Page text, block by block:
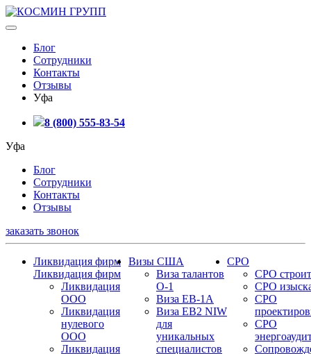
Блог
Сотрудники
Контакты
Отзывы
Уфа
8 (800) 555-83-54
Уфа
Блог
Сотрудники
Контакты
Отзывы
заказать звонок
Ликвидация фирм
Ликвидация фирм
Ликвидация
ООО
Ликвидация
нулевого
ООО
Ликвидация
Визы США
Виза талантов
О-1
Виза EB-1A
Виза EB2 NIW
для
уникальных
специалистов
СРО
СРО
СРО
СРО
СРО